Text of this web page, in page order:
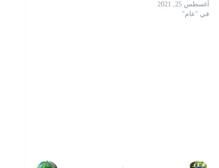
أغسطس 25, 2021
في "عام"